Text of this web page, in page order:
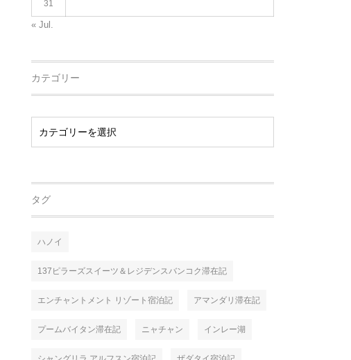
31
« Jul.
カテゴリー
タグ
ハノイ
137ピラーズスイーツ＆レジデンスバンコク滞在記
エンチャントメント リゾート宿泊記 アマンダリ滞在記
プームバイタン滞在記 ニャチャン インレー湖